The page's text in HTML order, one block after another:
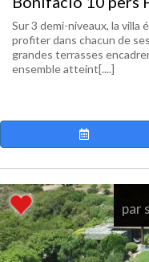
Sur 3 demi-niveaux, la villa
profiter dans chacun de
grandes terrasses
ensemble atteint[....]
par